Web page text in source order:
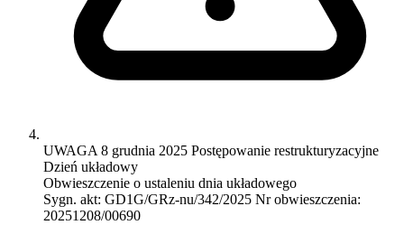
UWAGA 8 grudnia 2025 Postępowanie restrukturyzacyjne
Dzień układowy
Obwieszczenie o ustaleniu dnia układowego
Sygn. akt: GD1G/GRz-nu/342/2025 Nr obwieszczenia:
20251208/00690